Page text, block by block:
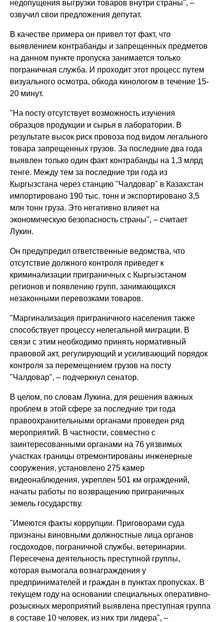
недопущения выгрузки товаров внутри страны", –
озвучил свои предложения депутат.
В качестве примера он привел тот факт, что
выявлением контрабанды и запрещенных предметов
на данном пункте пропуска занимается только
пограничная служба. И проходит этот процесс путем
визуального осмотра, обхода кинологом в течение 15-
20 минут.
"На посту отсутствует возможность изучения
образцов продукции и сырья в лаборатории. В
результате высок риск провоза под видом легального
товара запрещенных грузов. За последние два года
выявлен только один факт контрабанды на 1,3 млрд
тенге. Между тем за последние три года из
Кыргызстана через станцию "Чалдовар" в Казахстан
импортировано 190 тыс. тонн и экспортировано 3,5
млн тонн груза. Это негативно влияет на
экономическую безопасность страны", – считает
Лукин.
Он предупредил ответственные ведомства, что
отсутствие должного контроля приведет к
криминализации приграничных с Кыргызстаном
регионов и появлению групп, занимающихся
незаконными перевозками товаров.
"Маргинализация приграничного населения также
способствует процессу нелегальной миграции. В
связи с этим необходимо принять нормативный
правовой акт, регулирующий и усиливающий порядок
контроля за перемещением грузов на посту
"Чалдовар", – подчеркнул сенатор.
В целом, по словам Лукина, для решения важных
проблем в этой сфере за последние три года
правоохранительными органами проведен ряд
мероприятий. В частности, совместно с
заинтересованными органами на 76 уязвимых
участках границы отремонтированы инженерные
сооружения, установлено 275 камер
видеонаблюдения, укреплен 501 км ограждений,
начаты работы по возвращению приграничных
земель государству.
"Имеются факты коррупции. Приговорами суда
признаны виновными должностные лица органов
госдоходов, пограничной службы, ветеринарии.
Пересечена деятельность преступной группы,
которая вымогала вознаграждения у
предпринимателей и граждан в пунктах пропусках. В
текущем году на основании специальных оперативно-
розыскных мероприятий выявлена преступная группа
в составе 10 человек, из них три лидера", –